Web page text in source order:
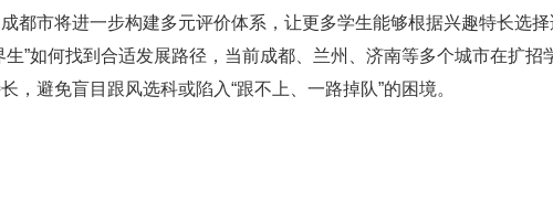
都市将进一步构建多元评价体系，让更多学生能够根据兴趣特长选择
”如何找到合适发展路径，当前成都、兰州、济南等多个城市在扩招
，避免盲目跟风选科或陷入“跟不上、一路掉队”的困境。